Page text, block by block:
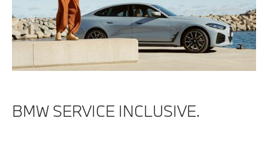
BMW SERVICE INCLUSIVE.